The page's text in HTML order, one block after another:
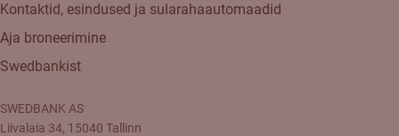
Kontaktid, esindused ja sularahaautomaadid
Aja broneerimine
Swedbankist
SWEDBANK AS
Liivalaia 34, 15040 Tallinn